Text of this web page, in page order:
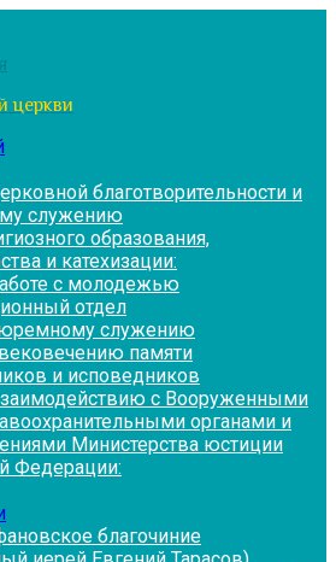
церкви
благотворительности и
служению
образования,
и катехизации:
с молодежью
отдел
служению
памяти
и исповедников
с Вооруженными
органами и
Министерства юстиции
Федерации:
благочиние